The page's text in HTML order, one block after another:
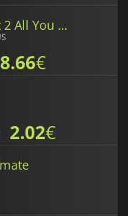
Garfield Kart 2 All You Can Drift
8.66€
2.02€